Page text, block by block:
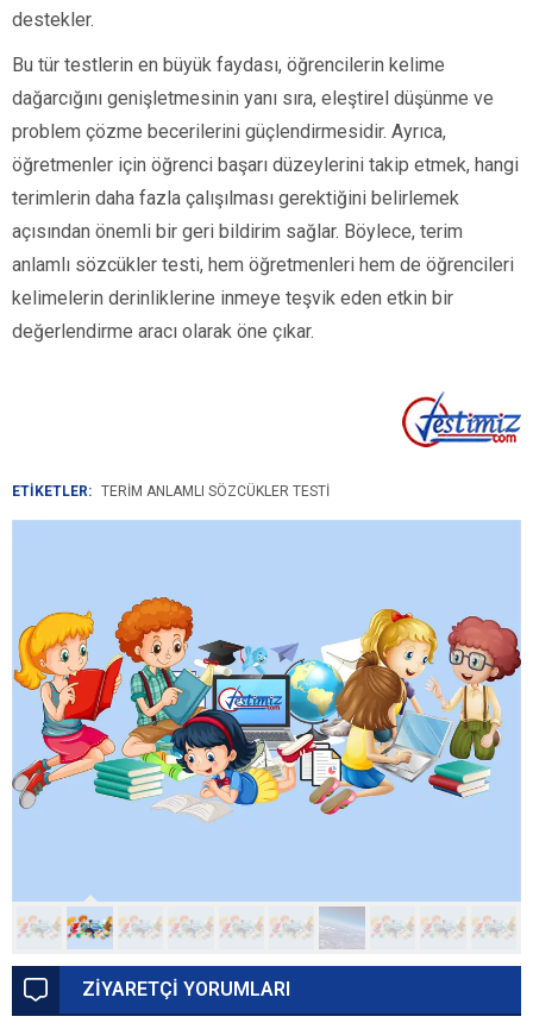
destekler.
Bu tür testlerin en büyük faydası, öğrencilerin kelime
dağarcığını genişletmesinin yanı sıra, eleştirel düşünme ve
problem çözme becerilerini güçlendirmesidir. Ayrıca,
öğretmenler için öğrenci başarı düzeylerini takip etmek, hangi
terimlerin daha fazla çalışılması gerektiğini belirlemek
açısından önemli bir geri bildirim sağlar. Böylece, terim
anlamlı sözcükler testi, hem öğretmenleri hem de öğrencileri
kelimelerin derinliklerine inmeye teşvik eden etkin bir
değerlendirme aracı olarak öne çıkar.
ETİKETLER: TERIM ANLAMLI SÖZCÜKLER TESTI
ZİYARETÇİ YORUMLARI